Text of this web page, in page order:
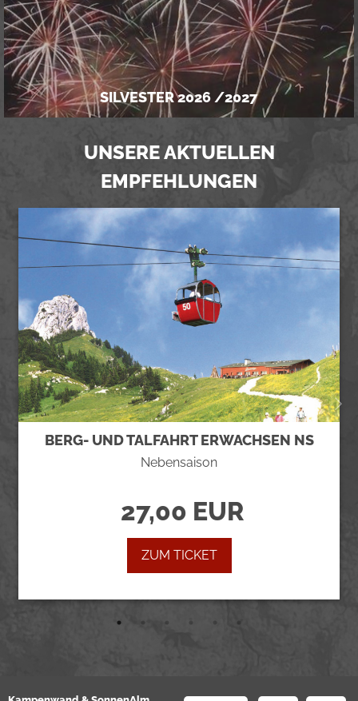
VERANSTALTUNGSFAHRKARTEN HZ
SILVESTER 2026 /2027
SILVESTER 2026 /2027
UNSERE AKTUELLEN
EMPFEHLUNGEN
BERG- UND TALFAHRT ERWACHSEN NS
Nebensaison
27,00 EUR
ZUM TICKET